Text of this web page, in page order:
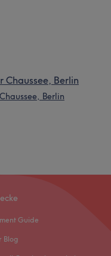
Chaussee, Berlin
Berlin
Guide
Blog